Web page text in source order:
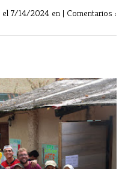
el 7/14/2024 en | Comentarios :